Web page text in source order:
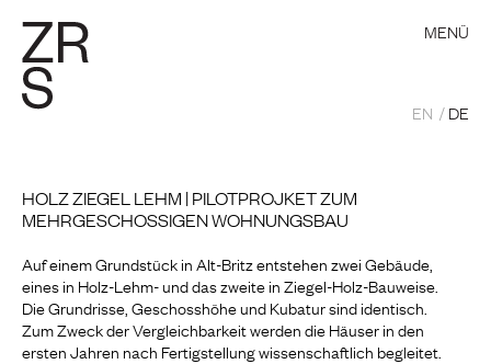
MENÜ
EN DE
HOLZ ZIEGEL LEHM | PILOTPROJKET ZUM
MEHRGESCHOSSIGEN WOHNUNGSBAU
Auf einem Grundstück in Alt-Britz entstehen zwei Gebäude,
eines in Holz-Lehm- und das zweite in Ziegel-Holz-Bauweise.
Die Grundrisse, Geschosshöhe und Kubatur sind identisch.
Zum Zweck der Vergleichbarkeit werden die Häuser in den
ersten Jahren nach Fertigstellung wissenschaftlich begleitet.